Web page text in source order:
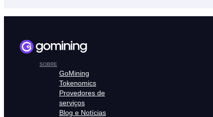
SOBRE
GoMining
Tokenomics
Provedores de
serviços
Blog e Notícias